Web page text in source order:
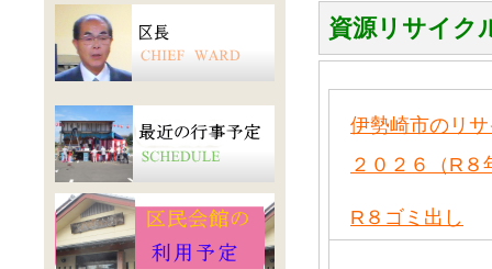
資源リサイク
伊勢崎市のリ
２０２６（R
R８ゴミ出し